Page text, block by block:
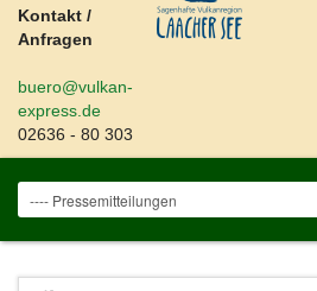
Kontakt /
Anfragen
buero@vulkan-
express.de
02636 - 80 303